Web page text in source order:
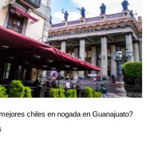
chiles en nogada en Guanajuato?